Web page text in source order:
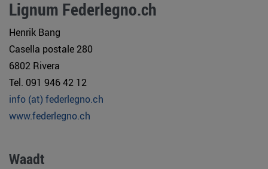
Lignum Federlegno.ch
Henrik Bang
Casella postale 280
6802 Rivera
Tel. 091 946 42 12
info (at) federlegno.ch
www.federlegno.ch
Waadt